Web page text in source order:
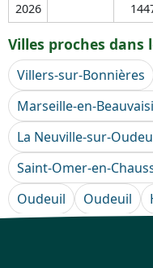
2026
Villes proches dans
Villers-sur-Bonnières
Marseille-en-
La Neuville-sur-
Saint-Omer-en-
Oudeuil
Oudeuil